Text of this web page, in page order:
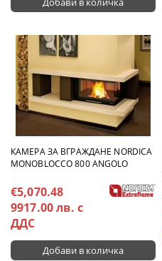
КАМЕРА ЗА ВГРАЖДАНЕ NORDICA
MONOBLOCCO 800 ANGOLO
€5,070.48
9917.00 лв. с
ДДС